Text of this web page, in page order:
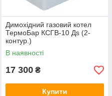
Димохідний газовий котел
ТермоБар КСГВ-10 Дѕ (2-
контур.)
В наявності
17 300 ₴
Купити